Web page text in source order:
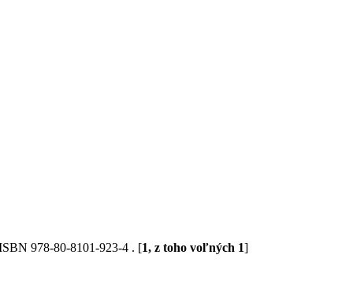
978-80-8101-923-4 . [1, z toho voľných 1]